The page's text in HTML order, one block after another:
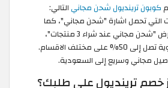
كوبون ترينديول شحن مجاني التالي:
التي تحمل اشارة "شحن مجاني"، كما
يمكنك الاستفادة من عرض "شحن مجاني عند شراء 3 منتجات"،
بالإضافة إلى خصومات قوية تصل إلى 50% على مختلف الاقسام.
مجاني وسريع إلى السعودية.
خصم ترينديول على طلبك؟